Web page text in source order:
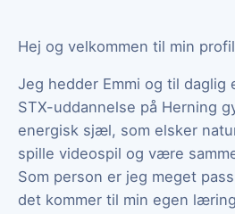
Hej og velkommen til min
Jeg hedder Emmi og til daglig
STX-uddannelse på Herning
energisk sjæl, som elsker
spille videospil og være
Som person er jeg meget
det kommer til min egen